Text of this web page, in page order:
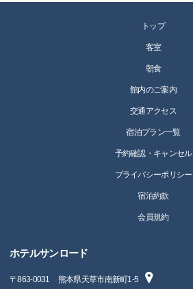
トップ
客室
朝食
館内のご案内
交通アクセス
宿泊プラン一覧
予約確認・キャンセル
プライバシーポリシー
宿泊約款
会員規約
ホテルサンロード
〒863-0031 熊本県天草市南新町1-5